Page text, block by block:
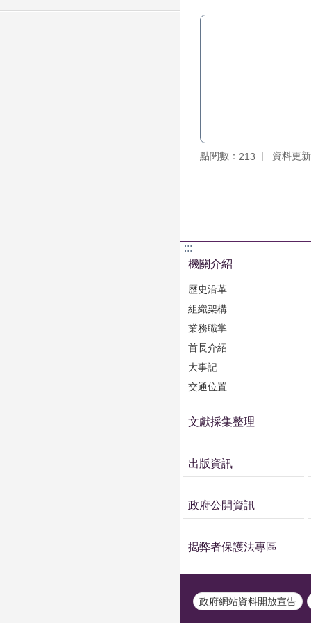
點閱數： 213 資料更
:::
機關介紹
歷史沿革
組織架構
業務職掌
首長介紹
大事記
交通位置
文獻採集整理
出版資訊
政府公開資訊
揭弊者保護法專區
政府網站資料開放宣告